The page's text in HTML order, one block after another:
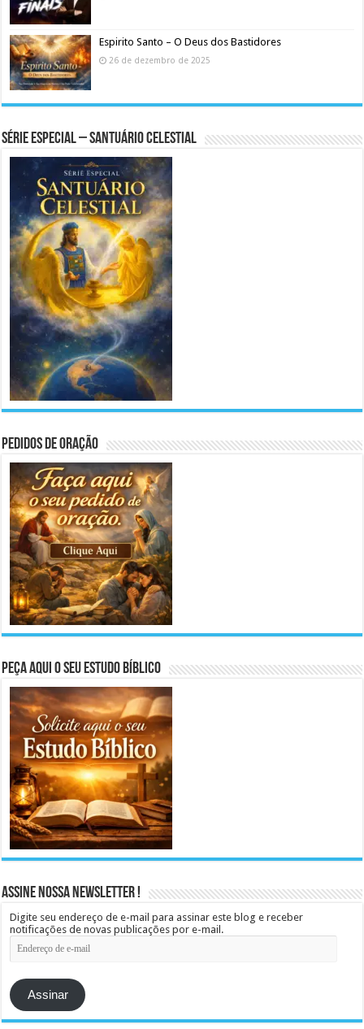
Espirito Santo – O Deus dos Bastidores
26 de dezembro de 2025
Série Especial – Santuário Celestial
Pedidos de Oração
Peça aqui o seu Estudo Bíblico
Assine Nossa Newsletter !
Digite seu endereço de e-mail para assinar este blog e receber
notificações de novas publicações por e-mail.
Endereço
de
mail
Assinar